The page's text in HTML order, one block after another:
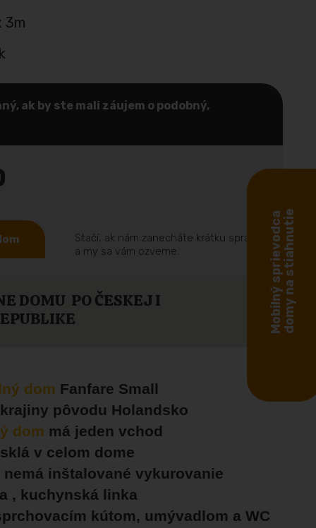
3m
ak by ste mali záujem o podobný,
Stačí, ak nám zanecháte krátku správu
a my sa vám ozveme.
DOMU PO ČESKEJ I
dom Fanfare Small
pôvodu Holandsko
dom má jeden vchod
v celom dome
nemá inštalované vykurovanie
, kuchynská linka
kútom, umývadlom a WC
Mobilný sprievodcadomy na stiahnutie